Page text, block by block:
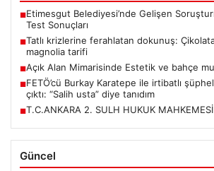
■Etimesgut Belediyesi’nde Gelişen
Test Sonuçları
■Tatlı krizlerine ferahlatan dokunuş:
magnolia tarifi
■Açık Alan Mimarisinde Estetik ve bahçe
■FETÖ’cü Burkay Karatepe ile irtibatlı
çıktı: “Salih usta” diye tanıdım
■T.C.ANKARA 2. SULH HUKUK MAHKEMESİ
Güncel